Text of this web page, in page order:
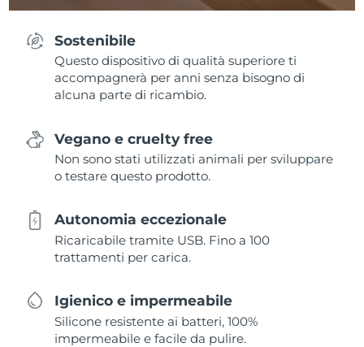
Sostenibile
Questo dispositivo di qualità superiore ti
accompagnerà per anni senza bisogno di
alcuna parte di ricambio.
Vegano e cruelty free
Non sono stati utilizzati animali per sviluppare
o testare questo prodotto.
Autonomia eccezionale
Ricaricabile tramite USB. Fino a 100
trattamenti per carica.
Igienico e impermeabile
Silicone resistente ai batteri, 100%
impermeabile e facile da pulire.